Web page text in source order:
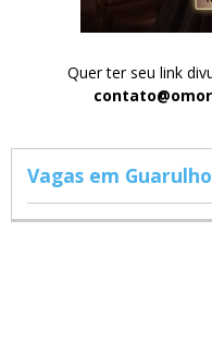
Quer ter seu link
Vagas em